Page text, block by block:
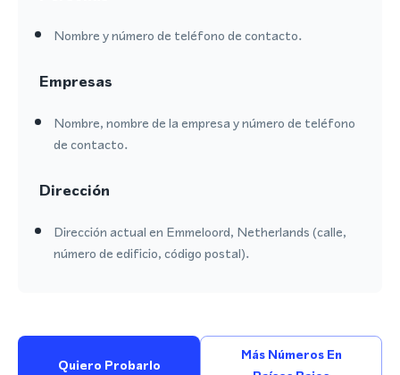
Nombre y número de teléfono de contacto.
Empresas
Nombre, nombre de la empresa y número de teléfono
de contacto.
Dirección
Dirección actual en Emmeloord, Netherlands (calle,
número de edificio, código postal).
Quiero Probarlo
Más Números En